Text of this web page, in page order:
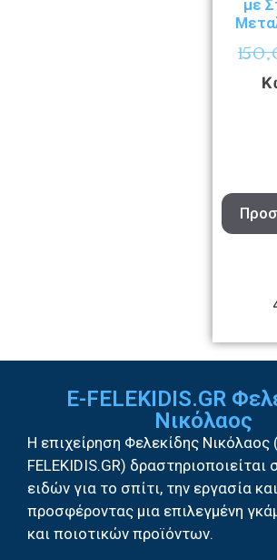
με
E-FELEKIDIS.GR
Νικόλαος
Η επιχείρηση Φελεκίδης Νικόλαος
FELEKIDIS.GR) δραστηριοποιείται
ειδών για το σπίτι, την εργασία
προσφέροντας μια επιλεγμένη
και ποιοτικών προϊόντων.